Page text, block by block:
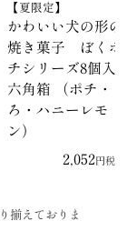
【夏限定】
かわいい犬の形の
焼き菓子 ぼくポ
チシリーズ8個入
六角箱 （ポチ・く
ろ・ハニーレモ
ン）
2,052
税込
揃えておりま